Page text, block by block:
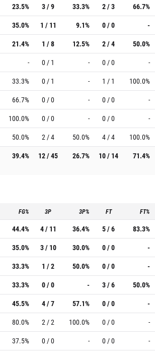
23.5% 3 / 9 33.3% 2 / 3 66.7%
35.0% 1 / 11 9.1% 0 / 0 -
21.4% 1 / 8 12.5% 2 / 4 50.0%
- 0 / 1 - 0 / 0 -
33.3% 0 / 1 - 1 / 1 100.0%
66.7% 0 / 0 - 0 / 0 -
100.0% 0 / 0 - 0 / 0 -
50.0% 2 / 4 50.0% 4 / 4 100.0%
39.4% 12 / 45 26.7% 10 / 14 71.4%
FG% 3P 3P% FT FT%
44.4% 4 / 11 36.4% 5 / 6 83.3%
35.0% 3 / 10 30.0% 0 / 0 -
33.3% 1 / 2 50.0% 0 / 0 -
33.3% 0 / 0 - 3 / 6 50.0%
45.5% 4 / 7 57.1% 0 / 0 -
80.0% 2 / 2 100.0% 0 / 0 -
37.5% 0 / 0 - 0 / 0 -